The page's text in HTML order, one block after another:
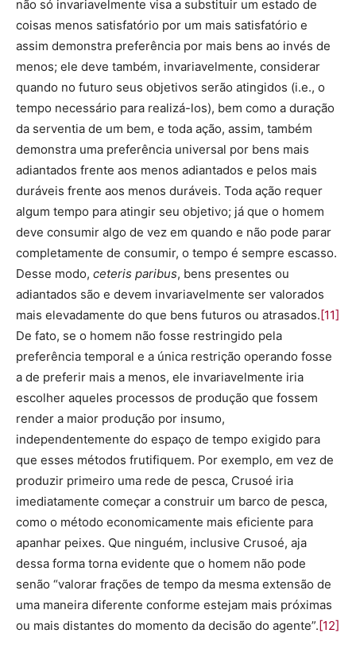
não só invariavelmente visa a substituir um estado de
coisas menos satisfatório por um mais satisfatório e
assim demonstra preferência por mais bens ao invés de
menos; ele deve também, invariavelmente, considerar
quando no futuro seus objetivos serão atingidos (i.e., o
tempo necessário para realizá-los), bem como a duração
da serventia de um bem, e toda ação, assim, também
demonstra uma preferência universal por bens mais
adiantados frente aos menos adiantados e pelos mais
duráveis frente aos menos duráveis. Toda ação requer
algum tempo para atingir seu objetivo; já que o homem
deve consumir algo de vez em quando e não pode parar
completamente de consumir, o tempo é sempre escasso.
Desse modo, ceteris paribus, bens presentes ou
adiantados são e devem invariavelmente ser valorados
mais elevadamente do que bens futuros ou atrasados.[11]
De fato, se o homem não fosse restringido pela
preferência temporal e a única restrição operando fosse
a de preferir mais a menos, ele invariavelmente iria
escolher aqueles processos de produção que fossem
render a maior produção por insumo,
independentemente do espaço de tempo exigido para
que esses métodos frutifiquem. Por exemplo, em vez de
produzir primeiro uma rede de pesca, Crusoé iria
imediatamente começar a construir um barco de pesca,
como o método economicamente mais eficiente para
apanhar peixes. Que ninguém, inclusive Crusoé, aja
dessa forma torna evidente que o homem não pode
senão “valorar frações de tempo da mesma extensão de
uma maneira diferente conforme estejam mais próximas
ou mais distantes do momento da decisão do agente”.[12]